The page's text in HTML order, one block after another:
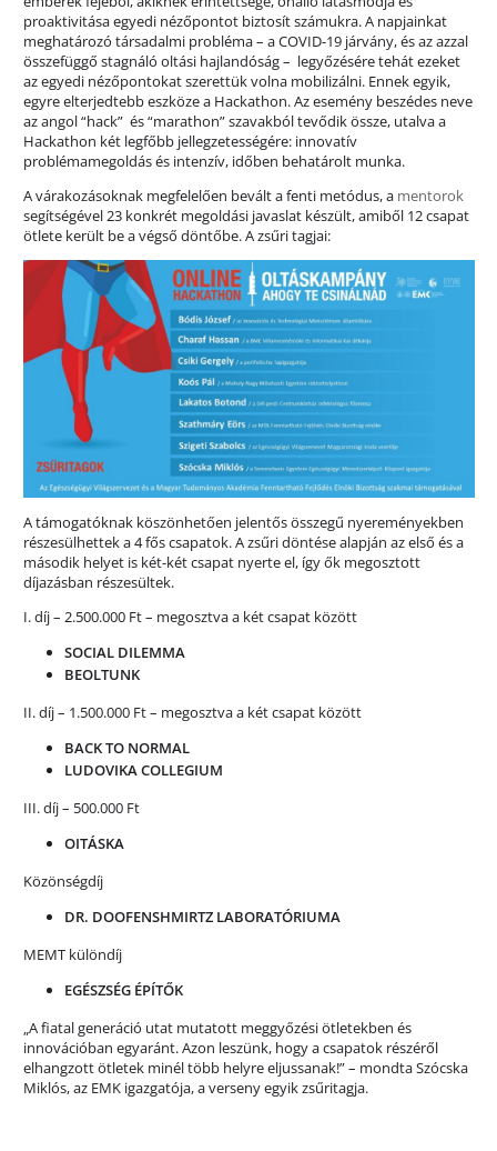
proaktivitása egyedi nézőpontot biztosít számukra. A napjainkat
meghatározó társadalmi probléma – a COVID-19 járvány, és az azzal
összefüggő stagnáló oltási hajlandóság – legyőzésére tehát ezeket
az egyedi nézőpontokat szerettük volna mobilizálni. Ennek egyik,
egyre elterjedtebb eszköze a Hackathon. Az esemény beszédes neve
az angol “hack” és “marathon” szavakból tevődik össze, utalva a
Hackathon két legfőbb jellegzetességére: innovatív
problémamegoldás és intenzív, időben behatárolt munka.
A várakozásoknak megfelelően bevált a fenti metódus, a mentorok
segítségével 23 konkrét megoldási javaslat készült, amiből 12 csapat
ötlete került be a végső döntőbe. A zsűri tagjai:
A támogatóknak köszönhetően jelentős összegű nyereményekben
részesülhettek a 4 fős csapatok. A zsűri döntése alapján az első és a
második helyet is két-két csapat nyerte el, így ők megosztott
díjazásban részesültek.
I. díj – 2.500.000 Ft – megosztva a két csapat között
SOCIAL DILEMMA
BEOLTUNK
II. díj – 1.500.000 Ft – megosztva a két csapat között
BACK TO NORMAL
LUDOVIKA COLLEGIUM
III. díj – 500.000 Ft
OITÁSKA
Közönségdíj
DR. DOOFENSHMIRTZ LABORATÓRIUMA
MEMT különdíj
EGÉSZSÉG ÉPÍTŐK
„A fiatal generáció utat mutatott meggyőzési ötletekben és
innovációban egyaránt. Azon leszünk, hogy a csapatok részéről
elhangzott ötletek minél több helyre eljussanak!” – mondta Szócska
Miklós, az EMK igazgatója, a verseny egyik zsűritagja.